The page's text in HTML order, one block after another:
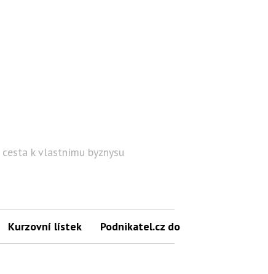
cesta k vlastnímu byznysu
Kurzovní lístek Podnikatel.cz do mailu